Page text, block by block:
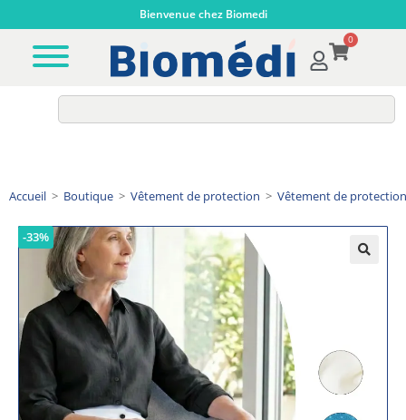
Bienvenue chez Biomedi
0
Accueil > Boutique > Vêtement de protection > Vêtement de
-33%